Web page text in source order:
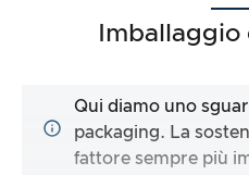
Qui diamo uno
packaging. La
fattore sempre più